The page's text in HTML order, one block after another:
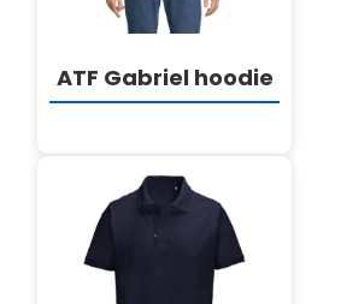
ATF Gabriel hoodie